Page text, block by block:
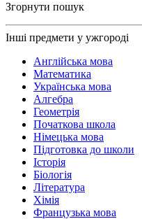
Згорнути пошук
Інші предмети у ужгороді
Англійська мова
Математика
Українська мова
Алгебра
Геометрія
Початкова школа
Німецька мова
Підготовка до школи
Історія
Біологія
Література
Хімія
Французька мова